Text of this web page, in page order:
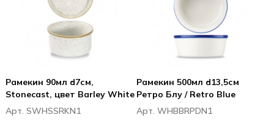
Рамекин 90мл d7см,
Stonecast, цвет Barley White
Арт. SWHSSRKN1
Рамекин 500мл d13,5см
Ретро Блу / Retro Blue
Арт. WHBBRPDN1